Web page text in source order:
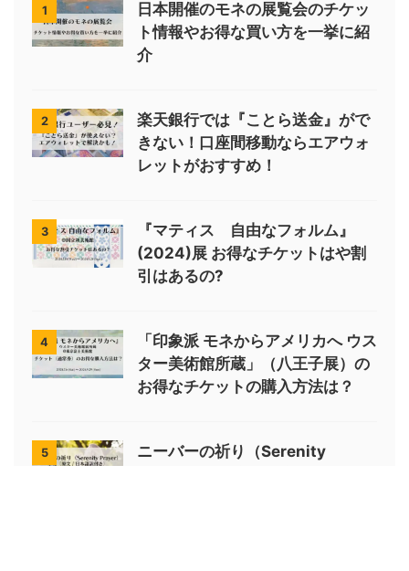
1
日本開催のモネの展覧会のチケッ
ト情報やお得な買い方を一挙に紹
介
2
楽天銀行では『ことら送金』がで
きない！口座間移動ならエアウォ
レットがおすすめ！
3
『マティス 自由なフォルム』
(2024)展 お得なチケットはや割
引はあるの?
4
「印象派 モネからアメリカへ ウス
ター美術館所蔵」（八王子展）の
お得なチケットの購入方法は？
5
ニーバーの祈り（Serenity